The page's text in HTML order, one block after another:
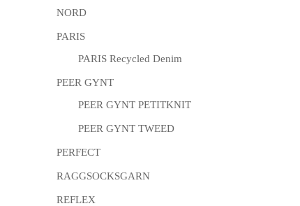
NORD
PARIS
PARIS Recycled Denim
PEER GYNT
PEER GYNT PETITKNIT
PEER GYNT TWEED
PERFECT
RAGGSOCKSGARN
REFLEX